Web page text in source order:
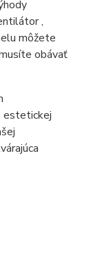
,
môžete
obávať
estetickej